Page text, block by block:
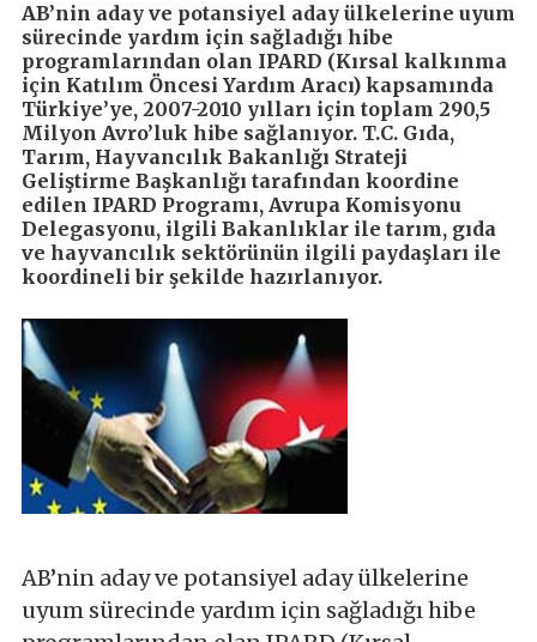
AB’nin aday ve potansiyel aday ülkelerine uyum
sürecinde yardım için sağladığı hibe
programlarından olan IPARD (Kırsal kalkınma
için Katılım Öncesi Yardım Aracı) kapsamında
Türkiye’ye, 2007-2010 yılları için toplam 290,5
Milyon Avro’luk hibe sağlanıyor. T.C. Gıda,
Tarım, Hayvancılık Bakanlığı Strateji
Geliştirme Başkanlığı tarafından koordine
edilen IPARD Programı, Avrupa Komisyonu
Delegasyonu, ilgili Bakanlıklar ile tarım, gıda
ve hayvancılık sektörünün ilgili paydaşları ile
koordineli bir şekilde hazırlanıyor.
AB’nin aday ve potansiyel aday ülkelerine
uyum sürecinde yardım için sağladığı hibe